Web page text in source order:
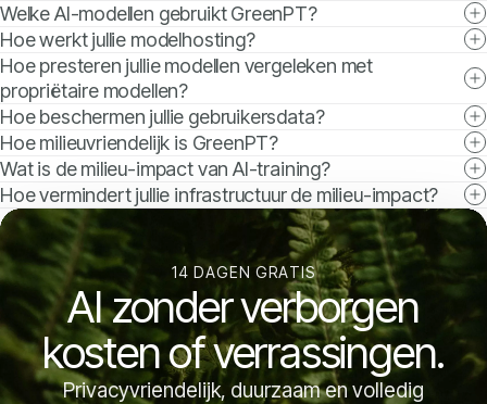
Welke AI-modellen gebruikt GreenPT?
Hoe werkt jullie modelhosting?
Hoe presteren jullie modellen vergeleken met
propriëtaire modellen?
Hoe beschermen jullie gebruikersdata?
Hoe milieuvriendelijk is GreenPT?
Wat is de milieu-impact van AI-training?
Hoe vermindert jullie infrastructuur de milieu-impact?
14 DAGEN GRATIS
AI zonder verborgen
kosten of verrassingen.
Privacyvriendelijk, duurzaam en volledig